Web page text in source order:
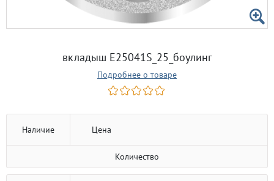
вкладыш E25041S_25_боулинг
Подробнее о товаре
Наличие Цена
Количество